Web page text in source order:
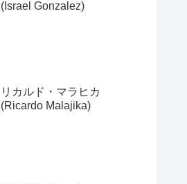
(Israel Gonzalez)
リカルド・マラヒカ
(Ricardo Malajika)